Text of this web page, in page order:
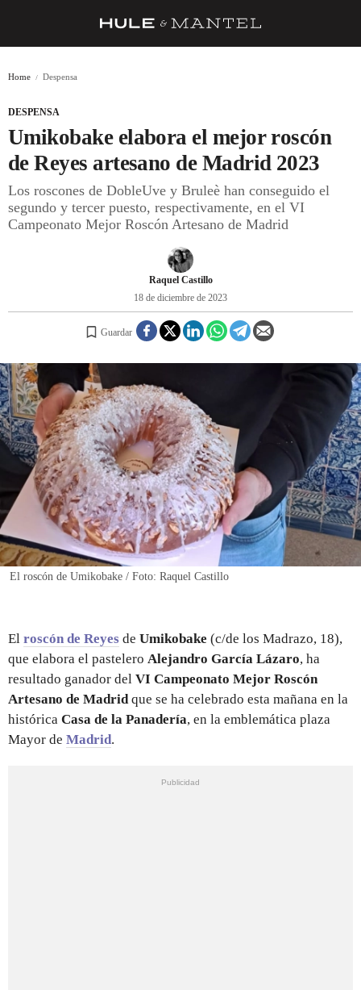
BARRAS Y ESTRELLAS
DÓNDE COMER
ÍDOLOS DE MESAS
MENÚ DEL DÍA
REGISTRO
INICIAR SESIÓN
Home Despensa
DESPENSA
Umikobake elabora el mejor roscón
de Reyes artesano de Madrid 2023
Los roscones de DobleUve y Bruleè han conseguido el
segundo y tercer puesto, respectivamente, en el VI
Campeonato Mejor Roscón Artesano de Madrid
Raquel Castillo
18 de diciembre de 2023
Guardar
El roscón de Umikobake / Foto: Raquel Castillo
El roscón de Reyes de Umikobake (c/de los Madrazo, 18),
que elabora el pastelero Alejandro García Lázaro, ha
resultado ganador del VI Campeonato Mejor Roscón
Artesano de Madridque se ha celebrado esta mañana en la
histórica Casa de la Panadería, en la emblemática plaza
Mayor de Madrid.